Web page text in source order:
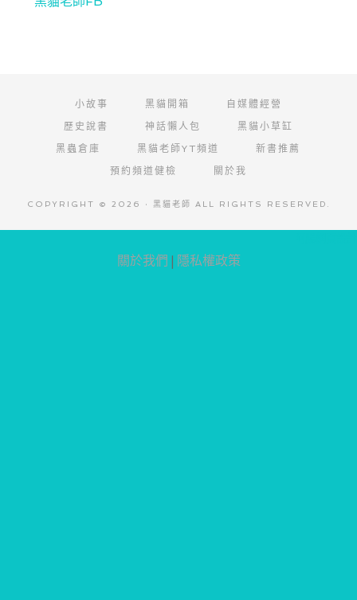
小故事 黑貓開箱
自媒體經營
歷史說書
神話懶人包
黑貓小草缸
黑蟲倉庫
黑貓老師YT頻道
新書推薦
預約頻道健檢
關於我
COPYRIGHT © 2026 · 黑貓老師 ALL RIGHTS RESERVED.
關於我們 | 隱私權政策